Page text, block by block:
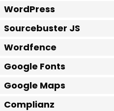
WordPress
Sourcebuster JS
Wordfence
Google Fonts
Google Maps
Complianz